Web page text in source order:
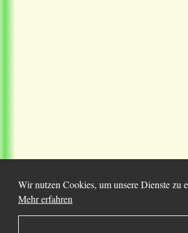
Wir nutzen Cookies, um unsere Dienste zu
Mehr erfahren